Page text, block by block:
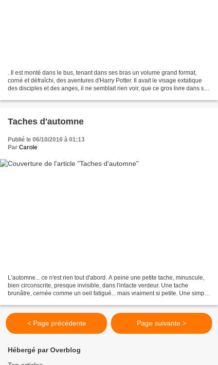
. Il est monté dans le bus, tenant dans ses bras un volume grand format,
corné et défraîchi, des aventures d'Harry Potter. Il avait le visage extatique
des disciples et des anges, il ne semblait rien voir, que ce gros livre dans ses
Taches d'automne
Publié le 06/10/2016 à 01:13
Par Carole
L'automne... ce n'est rien tout d'abord. A peine une petite tache, minuscule,
bien circonscrite, presque invisible, dans l'intacte verdeur. Une tache
brunâtre, cernée comme un oeil fatigué... mais vraiment si petite. Une simple
< Page précédente Page suivante >
Hébergé par Overblog